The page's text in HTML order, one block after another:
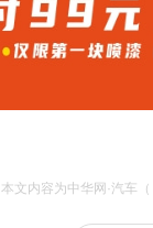
本文内容为中华网·汽车（